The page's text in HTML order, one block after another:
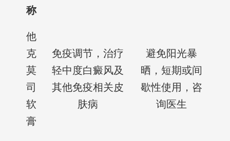
称
他
克
莫
司
软
膏
免疫调节，治疗
轻中度白癜风及
其他免疫相关皮
肤病
避免阳光暴
晒，短期或间
歇性使用，咨
询医生